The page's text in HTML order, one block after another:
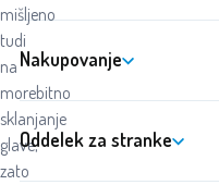
mišljeno
tudi
na
morebitno
sklanjanje
glave,
zato
Nakupovanje
Oddelek za stranke